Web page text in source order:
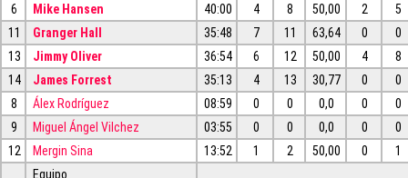
6
Mike Hansen 40:00 4 8 50,00 2
5
11
Granger Hall 35:48 7 11 63,64 0
0
13
Jimmy Oliver 36:54 6 12 50,00 4
8
14
James Forrest 35:13 4 13 30,77 0
0
8
Álex Rodríguez 08:59 0 0 0,0 0
0
9
Miguel Ángel Vilchez 03:55 0 0 0,0 0
0
12
Mergin Sina 13:52 1 2 50,00 0
1
Equipo